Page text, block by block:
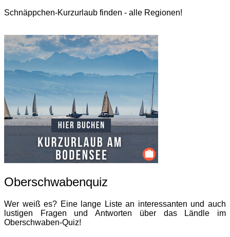
Schnäppchen-Kurzurlaub finden - alle Regionen!
Oberschwabenquiz
Wer weiß es? Eine lange Liste an interessanten und auch
lustigen Fragen und Antworten über das Ländle im
Oberschwaben-Quiz!